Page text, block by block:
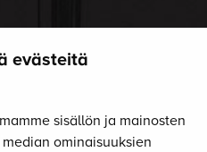
evästeitä
sisällön ja mainosten
ominaisuuksien